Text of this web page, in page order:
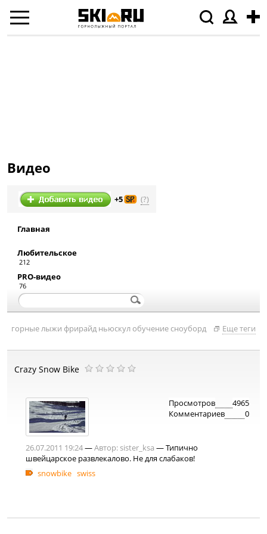
Видео
+5 (?)
Главная
Любительское
212
PRO-видео
76
горные лыжи фрирайд ньюскулобучениесноуборд Еще теги
Crazy Snow Bike
Просмотров
4965
Комментариев
0
26.07.2011 19:24—Автор:sister_ksa — Типично
швейцарское развлекалово. Не для слабаков!
snowbike swiss